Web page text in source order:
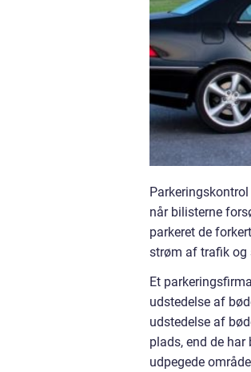
når bilisterne
parkeret de
strøm af trafik og
Et
udstedelse af
udstedelse af
plads, end de
udpegede